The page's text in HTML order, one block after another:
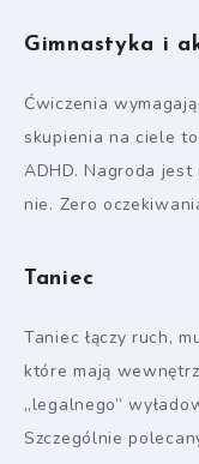
Gimnastyka i
Ćwiczenia
skupienia na ciele
ADHD. Nagroda
nie. Zero
Taniec
Taniec łączy ruch,
które mają
„legalnego”
Szczególnie